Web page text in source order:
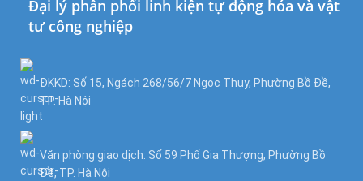
Đại lý phân phối linh kiện tự động hóa và vật
tư công nghiệp
ĐKKD: Số 15, Ngách 268/56/7 Ngọc Thụy, Phường Bồ Đề,
TP. Hà Nội
Văn phòng giao dịch: Số 59 Phố Gia Thượng, Phường Bồ
Đề, TP. Hà Nội